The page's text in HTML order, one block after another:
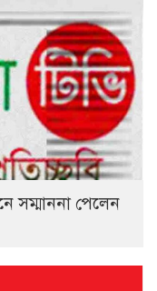
সম্মাননা পেলেন